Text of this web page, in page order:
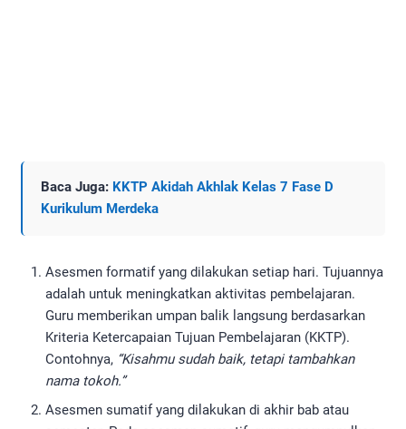
Baca Juga: KKTP Akidah Akhlak Kelas 7 Fase D
Kurikulum Merdeka
Asesmen formatif yang dilakukan setiap hari. Tujuannya
adalah untuk meningkatkan aktivitas pembelajaran.
Guru memberikan umpan balik langsung berdasarkan
Kriteria Ketercapaian Tujuan Pembelajaran (KKTP).
Contohnya, “Kisahmu sudah baik, tetapi tambahkan
nama tokoh.”
Asesmen sumatif yang dilakukan di akhir bab atau